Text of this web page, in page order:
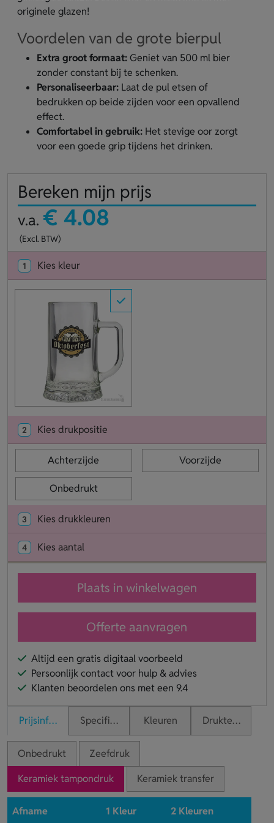
originele glazen!
Voordelen van de grote bierpul
Extra groot formaat:Geniet van 500 ml bier
zonder constant bij te schenken.
Personaliseerbaar: Laat de pul etsen of
bedrukken op beide zijden voor een opvallend
effect.
Comfortabel in gebruik: Het stevige oor zorgt
voor een goede grip tijdens het drinken.
Bereken mijn prijs
v.a. € 4.08
(Excl. BTW)
1 Kies kleur
2 Kies drukpositie
Achterzijde Voorzijde
Onbedrukt
3 Kies drukkleuren
4 Kies aantal
Plaats in winkelwagen
Offerte aanvragen
Altijd een gratis digitaal voorbeeld
Persoonlijk contact voor hulp & advies
Klanten beoordelen ons met een 9.4
PrijsinformatieSpecificaties Kleuren Druktechnieken
Onbedrukt
Zeefdruk
Keramiek tampondruk
Keramiek transfer
Afname 1 Kleur 2 Kleuren